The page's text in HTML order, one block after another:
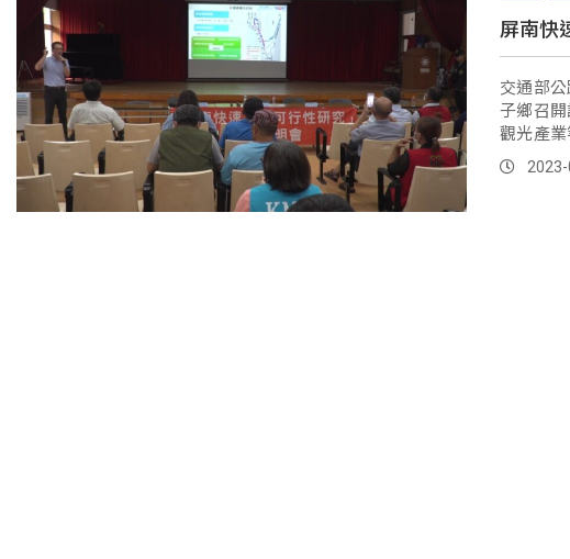
屏南快
交通部
子鄉召
觀光產
影響在地